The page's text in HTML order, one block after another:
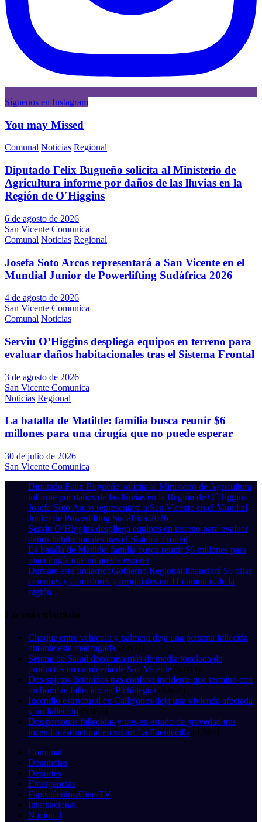
Síguenos en Instagram
You may Missed
Comunal Noticias Regional
Diputado Felix Bugueño solicita al Ministerio de
Agricultura informe por daños de las lluvias en la
Región de O´Higgins
6 de agosto de 2026
San Vicente Comunica
Comunal Noticias Regional
Josefa Soto Arcos representará a San Vicente en el
Mundial Junior de Powerlifting Sudáfrica 2026
4 de agosto de 2026
San Vicente Comunica
Comunal Noticias
Serviu O’Higgins despliega equipos en terreno para
evaluar daños habitacionales tras el Sistema Frontal
3 de agosto de 2026
San Vicente Comunica
Noticias Regional
La batalla de Matilde: familia busca reunir $6
millones para una cirugía que no puede esperar
30 de julio de 2026
San Vicente Comunica
Diputado Felix Bugueño solicita al Ministerio de Agricultura
informe por daños de las lluvias en la Región de O´Higgins
Josefa Soto Arcos representará a San Vicente en el Mundial
Junior de Powerlifting Sudáfrica 2026
Serviu O’Higgins despliega equipos en terreno para evaluar
daños habitacionales tras el Sistema Frontal
La batalla de Matilde: familia busca reunir $6 millones para
una cirugía que no puede esperar
Durante este invierno: Gobierno Regional financiará 56 ollas
comunes y comedores parroquiales en 11 comunas de la
región
Lo más visitado
Choque entre vehículo y palmera deja una persona fallecida
durante esta madrugada (7.697)
Seremi de Salud decomisa más de media tonelada de
productos en carnicería de San Vicente (5.849)
Dos sujetos detenidos tras confuso incidente que terminó con
un hombre fallecido en Pichidegua (5.604)
Incendio estructural en Callejones deja una vivienda afectada
y un fallecido (5.098)
Dos personas fallecidas y tres en estado de gravedad tras
incendio estructural en sector La Fuentecilla (4.564)
Comunal
Denuncias
Deportes
Emergencias
Espectáculos/Cine/TV
Internacional
Nacional